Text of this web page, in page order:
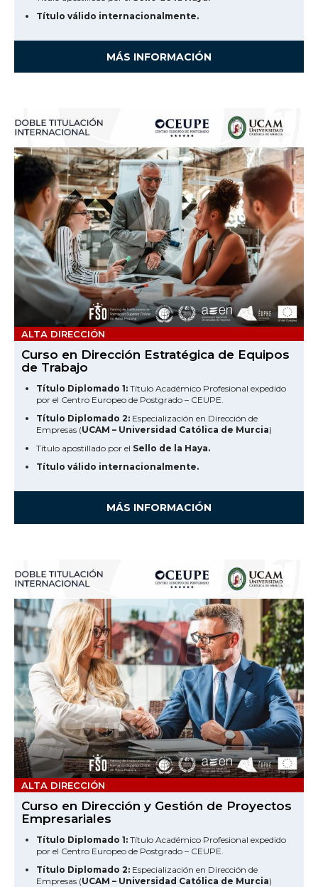
Título válido internacionalmente.
MÁS INFORMACIÓN
ALTA DIRECCIÓN
Curso en Dirección Estratégica de Equipos
de Trabajo
Título Diplomado 1: Título Académico Profesional expedido
por el Centro Europeo de Postgrado – CEUPE.
Título Diplomado 2: Especialización en Dirección de
Empresas (UCAM – Universidad Católica de Murcia)
Título apostillado por el Sello de la Haya.
Título válido internacionalmente.
MÁS INFORMACIÓN
ALTA DIRECCIÓN
Curso en Dirección y Gestión de Proyectos
Empresariales
Título Diplomado 1: Título Académico Profesional expedido
por el Centro Europeo de Postgrado – CEUPE.
Título Diplomado 2: Especialización en Dirección de
Empresas (UCAM – Universidad Católica de Murcia)